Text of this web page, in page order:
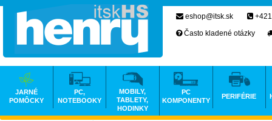
eshop@itsk.sk
Často kladené otázky
JARNÉ
POMÔCKY
PC,
NOTEBOOKY
MOBILY,
TABLETY,
HODINKY
PC
KOMPONENTY
PERIFÉRIE